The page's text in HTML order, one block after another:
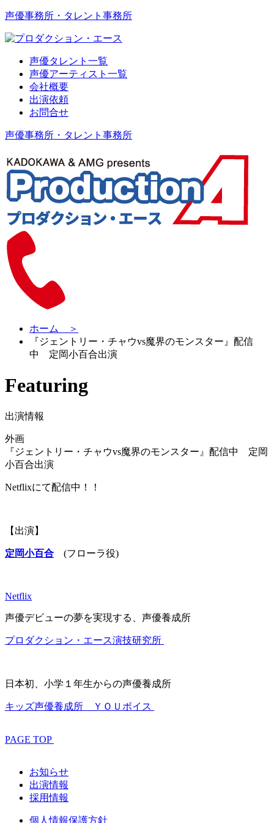
声優事務所・タレント事務所
声優タレント一覧
声優アーティスト一覧
会社概要
出演依頼
お問合せ
声優事務所・タレント事務所
ホーム ＞
『ジェントリー・チャウvs魔界のモンスター』配信
中 定岡小百合出演
Featuring
出演情報
外画
『ジェントリー・チャウvs魔界のモンスター』配信中 定岡
小百合出演
Netflixにて配信中！！
【出演】
定岡小百合 (フローラ役)
Netflix
声優デビューの夢を実現する、声優養成所
プロダクション・エース演技研究所
日本初、小学１年生からの声優養成所
キッズ声優養成所 ＹＯＵボイス
PAGE TOP
お知らせ
出演情報
採用情報
個人情報保護方針